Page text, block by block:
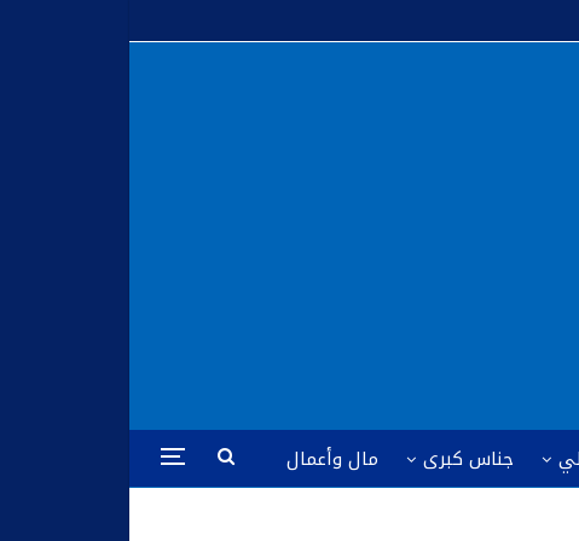
جناس كبرى
مال وأعمال